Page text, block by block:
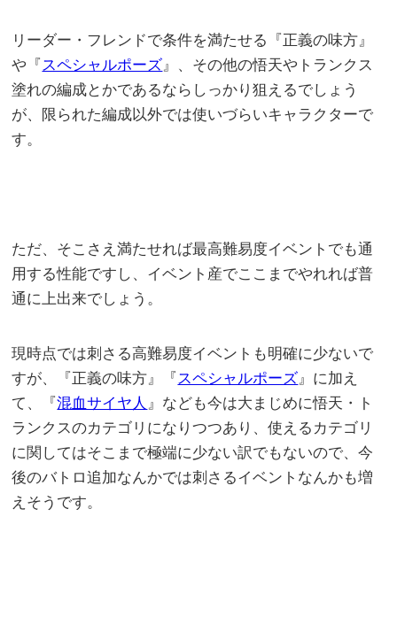
リーダー・フレンドで条件を満たせる『正義の味方』
や『 スペシャルポーズ 』、その他の悟天やトランクス
塗れの編成とかであるならしっかり狙えるでしょう
が、限られた編成以外では使いづらいキャラクターで
す。
ただ、そこさえ満たせれば最高難易度イベントでも通
用する性能ですし、イベント産でここまでやれれば普
通に上出来でしょう。
現時点では刺さる高難易度イベントも明確に少ないで
すが、『正義の味方』『 スペシャルポーズ 』に加え
て、『混血サイヤ人 』なども今は大まじめに悟天・ト
ランクスのカテゴリになりつつあり、使えるカテゴリ
に関してはそこまで極端に少ない訳でもないので、今
後のバトロ追加なんかでは刺さるイベントなんかも増
えそうです。